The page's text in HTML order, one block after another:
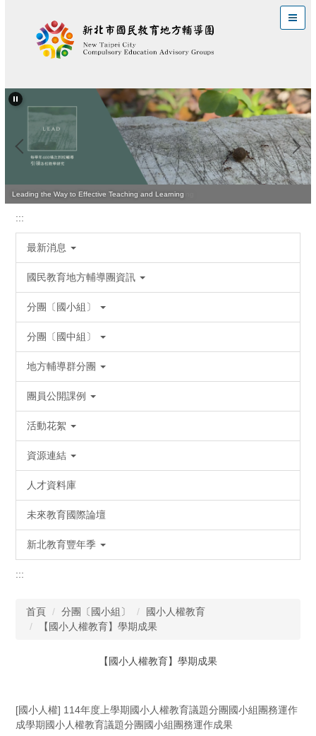
區
Quality Teaching Is Vital for Improving Student Learning
Leading the Way to Effective Teaching and Learning
:::
最新消息
國民教育地方輔導團資訊
分團〔國小組〕
分團〔國中組〕
地方輔導群分團
團員公開課例
活動花絮
資源連結
人才資料庫
未來教育國際論壇
新北教育豐年季
:::
首頁 分團〔國小組〕
國小人權教育
【國小人權教育】學期成果
【國小人權教育】學期成果
[國小人權] 114年度上學期國小人權教育議題分團國小組團務運作
成學期國小人權教育議題分團國小組團務運作成果